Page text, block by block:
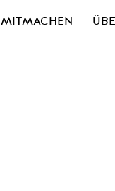
MITMACHEN